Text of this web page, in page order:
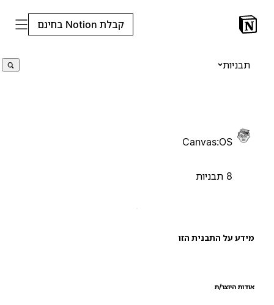
קבלת Notion בחינם
תבניות
Canvas:OS
על התבנית הזו
היוצר/ת